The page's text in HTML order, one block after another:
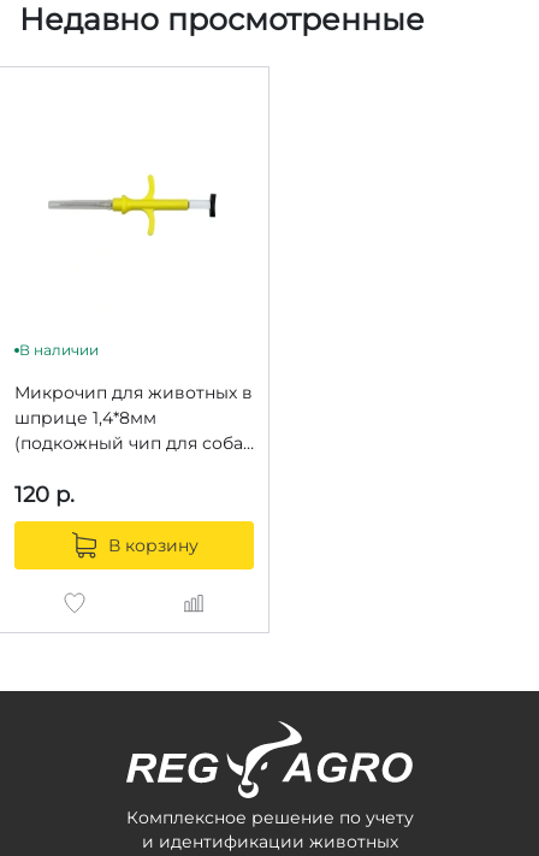
Недавно просмотренные
В наличии
Микрочип для животных в
шприце 1,4*8мм
(подкожный чип для собак
120 р.
В корзину
Комплексное решение по учету
и идентификации животных